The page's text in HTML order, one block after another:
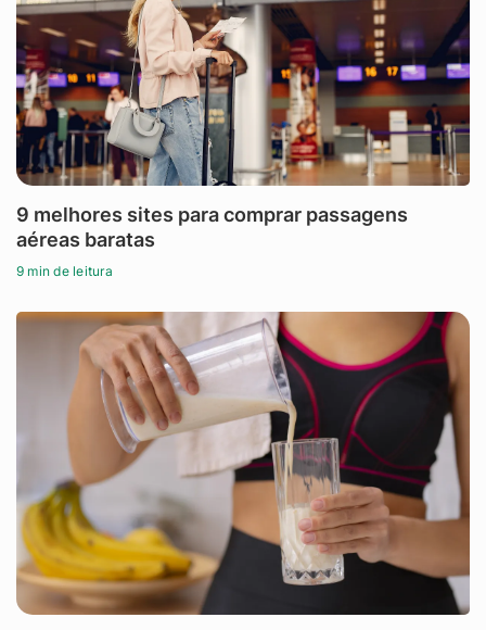
9 melhores sites para comprar passagens
aéreas baratas
9 min de leitura